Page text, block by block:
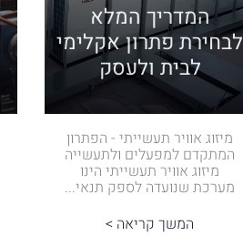
המדריך המלא
לבחירת פתרון אקלימי
לבית ולעסק
מיזוג אוויר תעשייתי - הפתרון
המתקדם למפעלים ולתעשייה
מיזוג אוויר תעשייתי הינו
מערכת שנועדה לספק תנאי...
המשך קריאה >